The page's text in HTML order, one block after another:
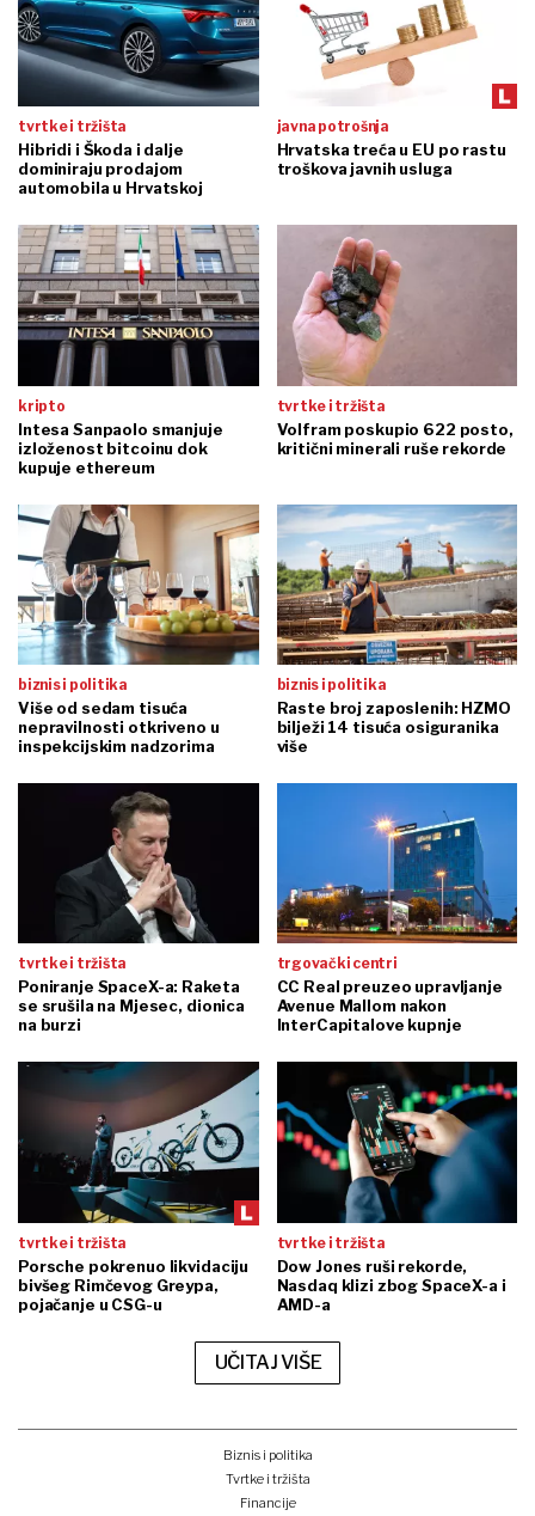
tvrtke i tržišta
Hibridi i Škoda i dalje
dominiraju prodajom
automobila u Hrvatskoj
javna potrošnja
Hrvatska treća u EU po rastu
troškova javnih usluga
kripto
Intesa Sanpaolo smanjuje
izloženost bitcoinu dok
kupuje ethereum
tvrtke i tržišta
Volfram poskupio 622 posto,
kritični minerali ruše rekorde
biznis i politika
Više od sedam tisuća
nepravilnosti otkriveno u
inspekcijskim nadzorima
biznis i politika
Raste broj zaposlenih: HZMO
bilježi 14 tisuća osiguranika
više
tvrtke i tržišta
Poniranje SpaceX-a: Raketa
se srušila na Mjesec, dionica
na burzi
trgovački centri
CC Real preuzeo upravljanje
Avenue Mallom nakon
InterCapitalove kupnje
tvrtke i tržišta
Porsche pokrenuo likvidaciju
bivšeg Rimčevog Greypa,
pojačanje u CSG-u
tvrtke i tržišta
Dow Jones ruši rekorde,
Nasdaq klizi zbog SpaceX-a i
AMD-a
UČITAJ VIŠE
Biznis i politika
Tvrtke i tržišta
Financije